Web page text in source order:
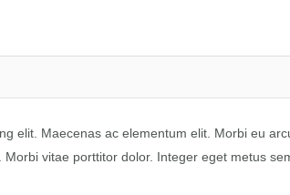
elit. Maecenas ac elementum elit. Morbi eu
vitae porttitor dolor. Integer eget metus